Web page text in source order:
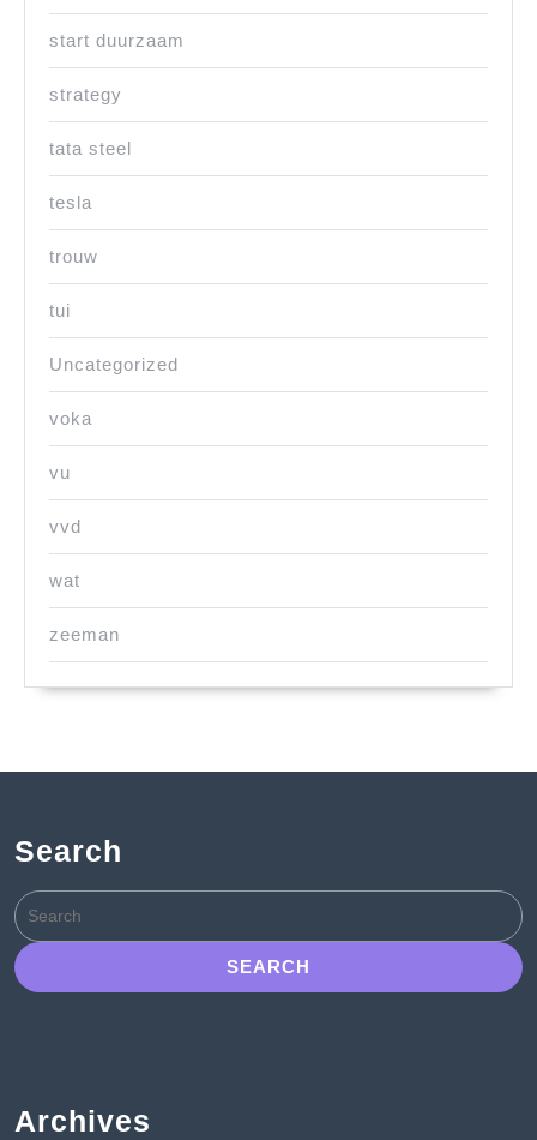
start duurzaam
strategy
tata steel
tesla
trouw
tui
Uncategorized
voka
vu
vvd
wat
zeeman
Search
Search
for:
Archives